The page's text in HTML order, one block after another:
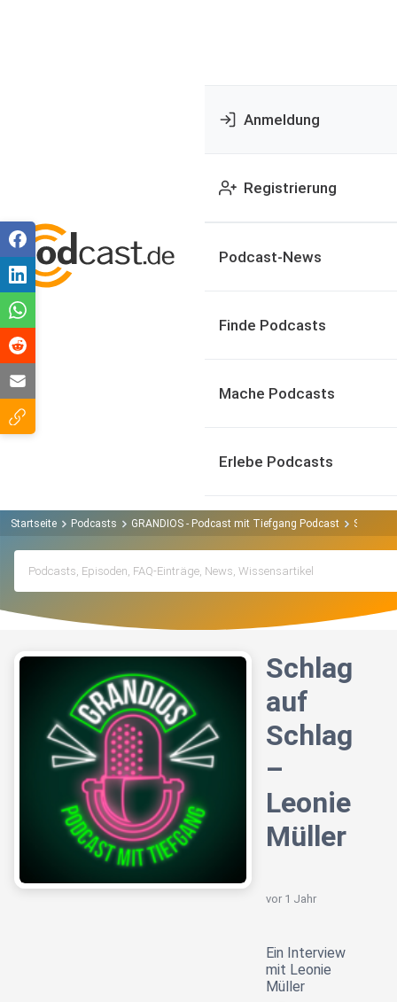
Anmeldung
Registrierung
Podcast-News
Finde Podcasts
Mache Podcasts
Erlebe Podcasts
Startseite Podcasts GRANDIOS - Podcast mit Tiefgang Podcast Schlag
Schlag
auf
Schlag
–
Leonie
Müller
vor 1 Jahr
Ein Interview
mit Leonie
Müller